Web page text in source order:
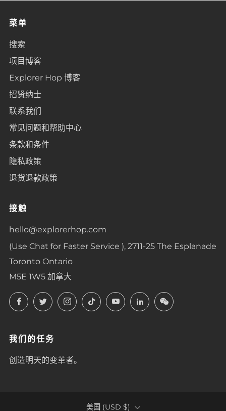
菜单
搜索
项目博客
Explorer Hop 博客
招贤纳士
联系我们
常见问题和帮助中心
条款和条件
隐私政策
退货退款政策
接触
hello@explorerhop.com
(Use Chat for Faster Service ), 2711-25 The Esplanade
Toronto Ontario
M5E 1W5 加拿大
FacebookTwitterInstagram
TikTokYouTubeLinkedInLinkedIn
我们的任务
创造明天的变革者。
COUNTRY
美国 (USD $)